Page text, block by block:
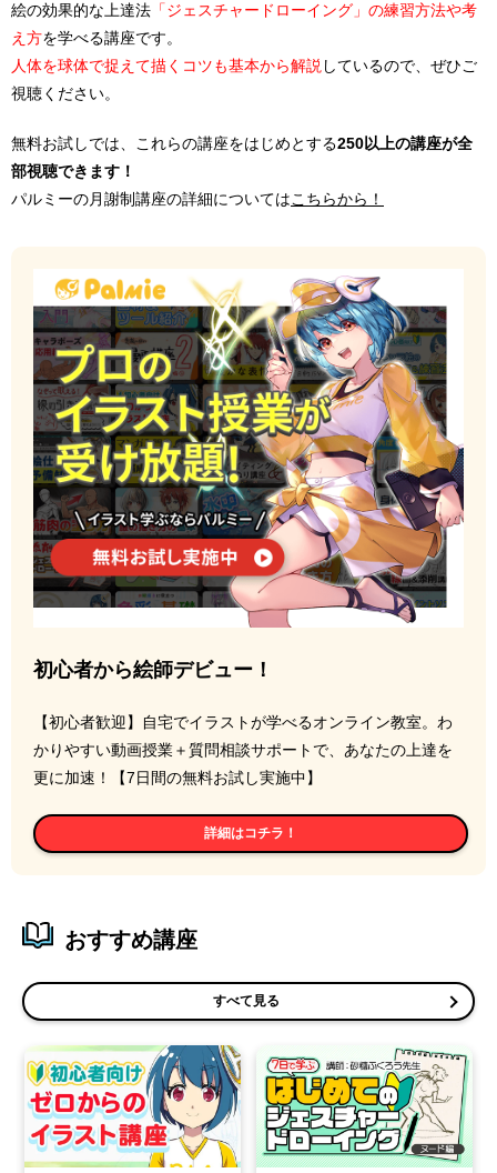
絵の効果的な上達法 「ジェスチャードローイング」の練習方法や考
え方を学べる講座です。
人体を球体で捉えて描くコツも基本から解説 しているので、ぜひご
視聴ください。
無料お試しでは、これらの講座をはじめとする250以上の講座が全
部視聴できます！
パルミーの月謝制講座の詳細についてはこちらから！
初心者から絵師デビュー！
【初心者歓迎】自宅でイラストが学べるオンライン教室。わ
かりやすい動画授業＋質問相談サポートで、あなたの上達を
更に加速！【7日間の無料お試し実施中】
詳細はコチラ！
おすすめ講座
すべて見る